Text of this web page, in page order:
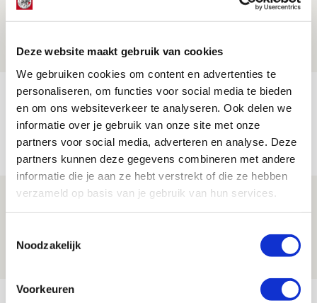
Deze website maakt gebruik van cookies
We gebruiken cookies om content en advertenties te
personaliseren, om functies voor social media te bieden
en om ons websiteverkeer te analyseren. Ook delen we
informatie over je gebruik van onze site met onze
partners voor social media, adverteren en analyse. Deze
partners kunnen deze gegevens combineren met andere
informatie die je aan ze hebt verstrekt of die ze hebben
verzameld op basis van je gebruik van hun services.
Noodzakelijk
Voorkeuren
Zwolle - Ajax
NIEUWS
Míchels elf: met welke formatie begin
jij aan nieuw eredivisieseizoen?
NIEUWS
Spelen bij Jong Ajax of Ajax 1? Dat
maakt Abdalla ‘geen reet’ uit
08 AUGUSTUS 2026 - 10:04
Bekijk meer